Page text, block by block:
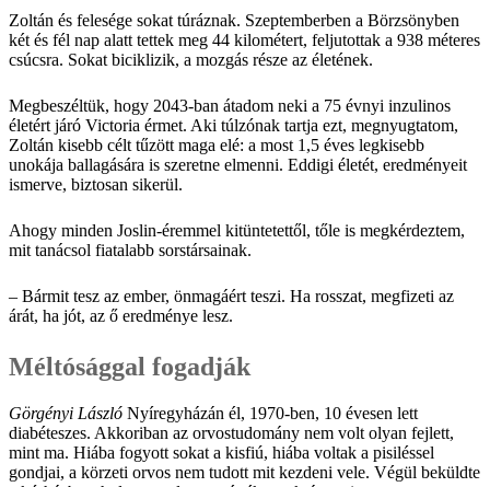
Zoltán és felesége sokat túráznak. Szeptemberben a Börzsönyben
két és fél nap alatt tettek meg 44 kilométert, feljutottak a 938 méteres
csúcsra. Sokat biciklizik, a mozgás része az életének.
Megbeszéltük, hogy 2043-ban átadom neki a 75 évnyi inzulinos
életért járó Victoria érmet. Aki túlzónak tartja ezt, megnyugtatom,
Zoltán kisebb célt tűzött maga elé: a most 1,5 éves legkisebb
unokája ballagására is szeretne elmenni. Eddigi életét, eredményeit
ismerve, biztosan sikerül.
Ahogy minden Joslin-éremmel kitüntetettől, tőle is megkérdeztem,
mit tanácsol fiatalabb sorstársainak.
– Bármit tesz az ember, önmagáért teszi. Ha rosszat, megfizeti az
árát, ha jót, az ő eredménye lesz.
Méltósággal fogadják
Görgényi László Nyíregyházán él, 1970-ben, 10 évesen lett
diabéteszes. Akkoriban az orvostudomány nem volt olyan fejlett,
mint ma. Hiába fogyott sokat a kisfiú, hiába voltak a pisiléssel
gondjai, a körzeti orvos nem tudott mit kezdeni vele. Végül beküldte